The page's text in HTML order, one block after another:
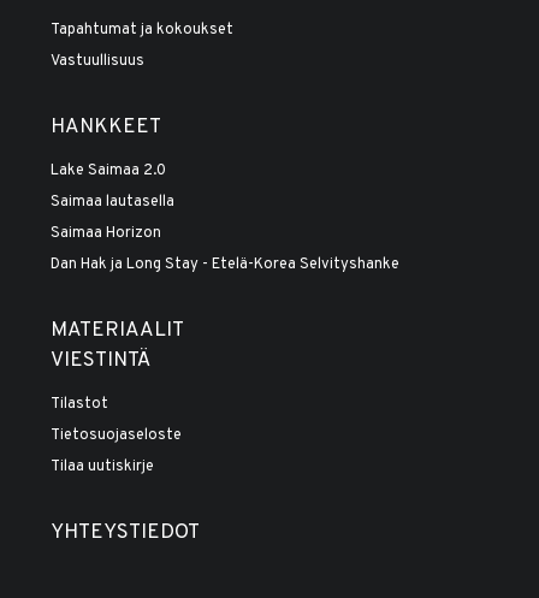
Tapahtumat ja kokoukset
Vastuullisuus
HANKKEET
Lake Saimaa 2.0
Saimaa lautasella
Saimaa Horizon
Dan Hak ja Long Stay - Etelä-Korea Selvityshanke
MATERIAALIT
VIESTINTÄ
Tilastot
Tietosuojaseloste
Tilaa uutiskirje
YHTEYSTIEDOT